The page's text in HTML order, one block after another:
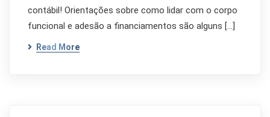
contábil! Orientações sobre como lidar com o corpo
funcional e adesão a financiamentos são alguns […]
Read More